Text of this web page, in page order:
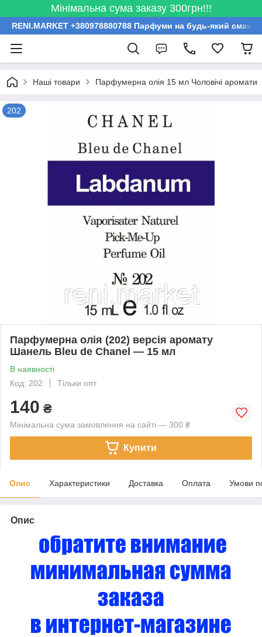
Мінімальна сума заказу 300грн!!!
RENI.MARKET +380978880788 Парфуми на будь-який смак
Наші товари Парфумерна олія 15 мл Чоловічі аромати
202
Парфумерна олія (202) версія аромату
Шанель Bleu de Chanel — 15 мл
В наявності
Код: 202
Тільки опт
140 ₴
Мінімальна сума замовлення на сайті — 300 ₴
Купити
Опис Характеристики Доставка Оплата Умови
Опис